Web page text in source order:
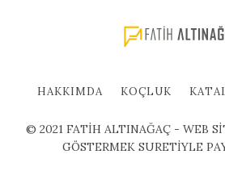
HAKKIMDA KOÇLUK
© 2021 FATİH ALTINAĞAÇ - WEB
GÖSTERMEK SURETİYLE